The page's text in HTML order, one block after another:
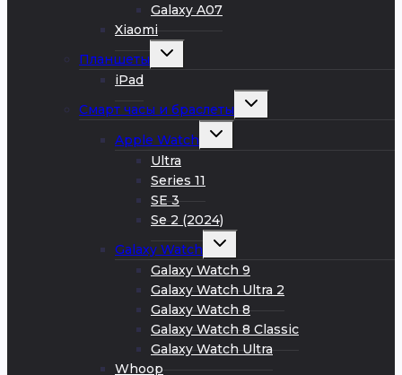
Galaxy A07
Xiaomi
Планшеты
Развернуть
iPad
Смарт часы и браслеты
Развернуть
Apple Watch
Развернуть
Ultra
Series 11
SE 3
Se 2 (2024)
Galaxy Watch
Развернуть
меню
Galaxy Watch 9
Galaxy Watch Ultra 2
Galaxy Watch 8
Galaxy Watch 8 Classic
Galaxy Watch Ultra
Whoop